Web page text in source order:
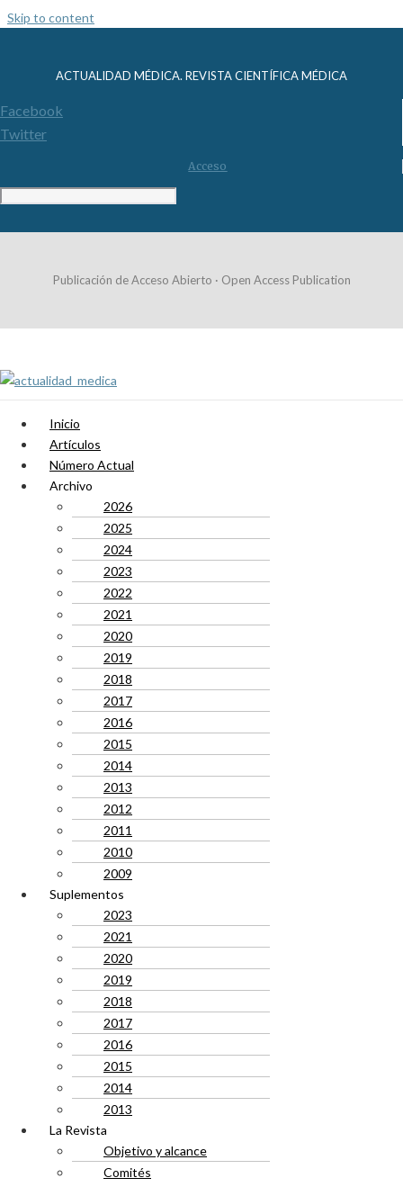
Skip to content
ACTUALIDAD MÉDICA. REVISTA CIENTÍFICA MÉDICA
Facebook
Twitter
Acceso
Publicación de Acceso Abierto · Open Access Publication
Inicio
Artículos
Número Actual
Archivo
2026
2025
2024
2023
2022
2021
2020
2019
2018
2017
2016
2015
2014
2013
2012
2011
2010
2009
Suplementos
2023
2021
2020
2019
2018
2017
2016
2015
2014
2013
La Revista
Objetivo y alcance
Comités